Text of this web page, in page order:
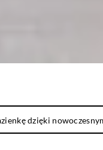
dzięki